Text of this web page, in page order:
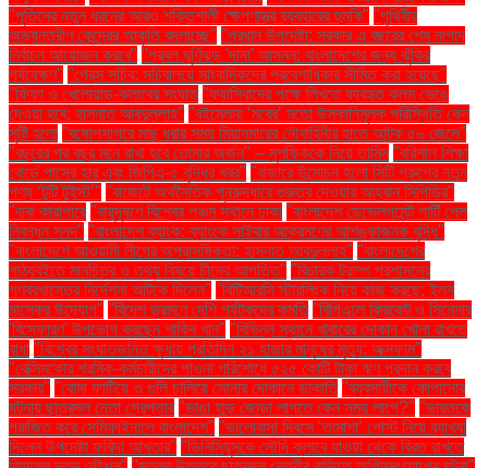
"পুতিনের নতুন ধরনের আরও শক্তিশালী ক্ষেপণাস্ত্র ব্যবহারের হুমকি" "পৃথিবীর
অভ্যন্তরীণ কেন্দ্রের আকৃতি বদলাচ্ছে" "প্রধান উপদেষ্টা: সরকার এ বছরের শেষ নাগাদ
নির্বাচন আয়োজন করবে" "প্রবল ঘূর্ণিঝড় 'দানা' আসন্ন: বাংলাদেশের জন্য ঝুঁকির
পর্যবেক্ষণ" "প্রেস সচিব: সচিবালয়ে সাংবাদিকদের প্রবেশাধিকার সীমিত করা হয়েছে"
"ফিফা ও খেলোয়াড়-ক্লাবের সংঘাত "ফ্যাসিবাদের পক্ষে লিখতে ব্যবহৃত কলম ভেঙে
দেওয়া হবে: হাসনাত আবদুল্লাহ" "বইমেলায় ‘মবের’ মতো উসকানিমূলক পরিস্থিতি কেন
সৃষ্টি হলো "বঙ্গোপসাগরে মাছ ধরার সময় মিয়ানমারের নৌবাহিনীর হাতে আটক ৫৬ জেলে"
"বছরের পর বছর মনে রাখা হবে তোমার অর্জন" – মুশফিককে নিয়ে তামিম "বরিশাল শিক্ষা
বোর্ডে পাসের হার এবং জিপিএ-৫ বৃদ্ধির খবর" "বাজারে উন্মোচন হলো সিটি গ্রুপের নতুন
পণ্য ‘টুটি টুইস্ট’" "বাজেটে অর্থনৈতিক পুনরুদ্ধারে গুরুত্ব দেওয়ার আহ্বান সিপিডির"
"বাবা কারাগারে "বায়ুদূষণে বিশ্বের পঞ্চম স্থানে ঢাকা "বাংলাদেশ ডেভেলপমেন্ট পার্টি পেল
নিবন্ধন সনদ" "বাংলাদেশ ব্যাংক: ব্যাংকে সাইবার আক্রমণের আশঙ্কাজনক বৃদ্ধি"
"বাংলাদেশে আওয়ামী লীগের অপ্রাসঙ্গিকতা: হাসনাত আবদুল্লাহ" "বাংলাদেশের
পাঠ্যবইতে মানচিত্র ও তথ্য বিষয়ে চীনের আপত্তি" "বিচারক ট্রাম্প প্রশাসনের
গণবরখাস্তের নির্দেশনা আটকে দিলেন" "বিটিআরসি স্টারলিংক নিয়ে কাজ করছে: ইলন
মাস্কের উদ্যোগ" "বিদেশ ভ্রমণে দেশি পর্যটকদের কমতি "বিপিএলে ক্রিকেট ও সিনেমার
'বিস্ফোরণ' উপভোগ করছেন শাকিব খান" "বিভিন্ন স্থানে খাবারের দোকান খোলা রাখতে
বাধা "বিশ্বের সংঘাতজনিত ক্ষুধায় প্রতিদিন ২১ হাজার মানুষের মৃত্যু: অক্সফাম"
"বেক্সিমকোর শ্রমিক-কর্মচারীদের পাওনা পরিশোধে ৫২৫ কোটি টাকা ঋণ প্রদান করবে
সরকার" "বোমা ফাটিয়ে ও গুলি চালিয়ে সোনার দোকানে ডাকাতি "ব্যবসায়ীকে কোপানোর
ঘটনায় ছাত্রদল নেতা গ্রেপ্তার "ভাঙা হাড় জোড়া লাগতে কেন সময় লাগে?" "ভারতকে
পরাজিত করে সেমিফাইনালে বাংলাদেশ" "ভালোবাসা দিবসে ‘তামাশা’ পোস্ট নিয়ে ব্যাখ্যা
দিলেন উপদেষ্টা ফরিদা আখতার" "ভিনিসিয়ুসকে সৌদি ক্লাবে যাওয়া থেকে বিরত রাখতে